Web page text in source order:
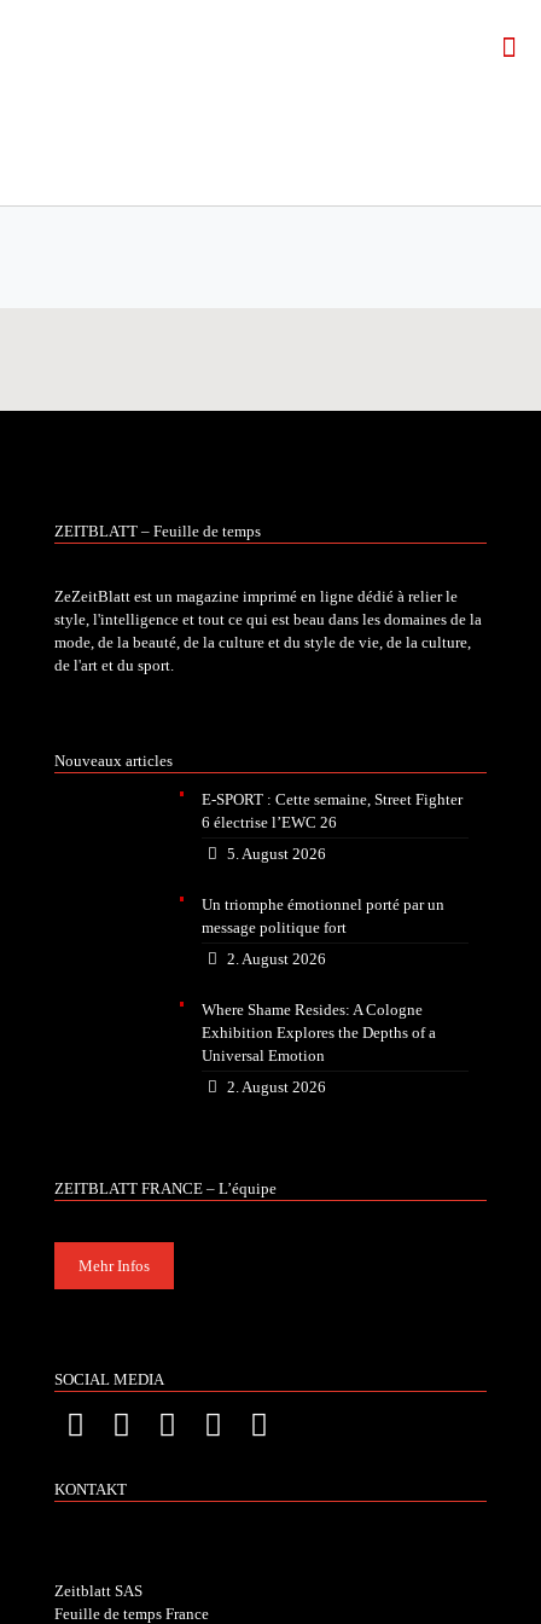
ZEITBLATT – Feuille de temps
ZeZeitBlatt est un magazine imprimé en ligne dédié à relier le
style, l'intelligence et tout ce qui est beau dans les domaines de la
mode, de la beauté, de la culture et du style de vie, de la culture,
de l'art et du sport.
Nouveaux articles
E-SPORT : Cette semaine, Street Fighter
6 électrise l’EWC 26
5. August 2026
Un triomphe émotionnel porté par un
message politique fort
2. August 2026
Where Shame Resides: A Cologne
Exhibition Explores the Depths of a
Universal Emotion
2. August 2026
ZEITBLATT FRANCE – L’équipe
Mehr Infos
SOCIAL MEDIA
KONTAKT
Zeitblatt SAS
Feuille de temps France